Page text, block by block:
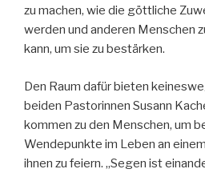
zu machen, wie die göttliche
werden und anderen Menschen
kann, um sie zu bestärken.
Den Raum dafür bieten
beiden Pastorinnen Susann
kommen zu den Menschen, um
Wendepunkte im Leben an
ihnen zu feiern. „Segen ist